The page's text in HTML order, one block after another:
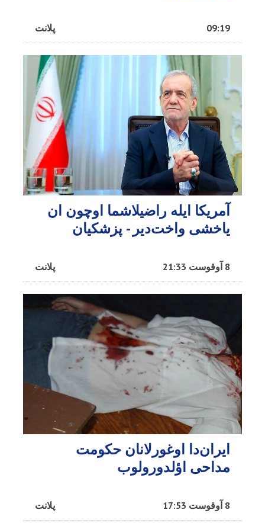
پلانت 09:19
آمریکا ایله راضیلاشما اوچون ان
یاخشی واخت‌دیر - پزشکیان
پلانت 8 آوقوست 21:33
ایران‌دا اوغورلانان حکومت
مداحی اؤلدورولوب
پلانت 8 آوقوست 17:53